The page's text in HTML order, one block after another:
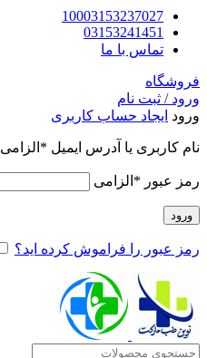
10003153237027
03153241451
تماس با ما
فروشگاه
ورود / ثبت نام
ورود ایجاد حساب کاربری
نام کاربری یا آدرس ایمیل * الزامی
رمز عبور * الزامی
ورود
رمز عبور را فراموش کرده اید؟